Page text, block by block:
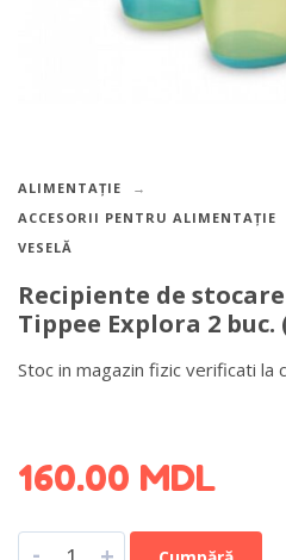
ALIMENTAȚIE
ACCESORII PENTRU ALIMENTAȚIE
VESELĂ
Recipiente de
Tippee Explora 2
Stoc in magazin fizic verificati la
160.00 MDL
-